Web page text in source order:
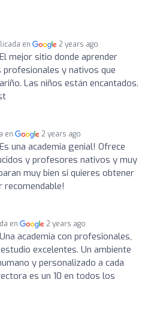
en 2 years ago
El mejor sitio donde aprender
y nativos que
Las niños están encantados.
en 2 years ago
Es una academia genial! Ofrece
y profesores nativos y muy
muy bien si quieres obtener
recomendable!
en 2 years ago
Una academia con profesionales,
excelentes. Un ambiente
y personalizado a cada
es un 10 en todos los